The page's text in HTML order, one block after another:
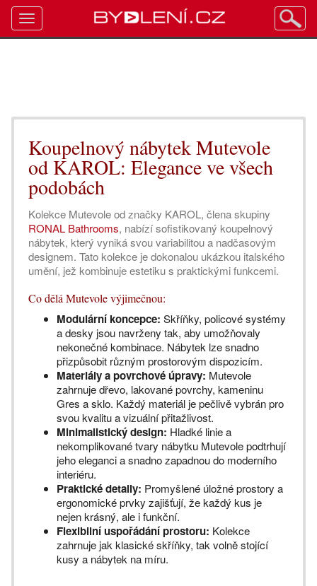
Koupelnový nábytek Mutevole
od KAROL: Elegance ve všech
podobách
Kolekce Mutevole od značky KAROL, člena skupiny
RONAL Bathrooms, nabízí sofistikovaný koupelnový
nábytek, který vyniká svou variabilitou a nadčasovým
designem. Tato kolekce je dokonalou ukázkou italského
umění, jež kombinuje estetiku s praktickými funkcemi.
Co dělá Mutevole výjimečnou:
Modulární koncepce: Skříňky, policové systémy
a desky jsou navrženy tak, aby umožňovaly
nekonečné kombinace. Nábytek lze snadno
přizpůsobit různým prostorovým dispozicím.
Materiály a povrchové úpravy: Mutevole
zahrnuje dřevo, lakované povrchy, kameninu
Gres a sklo. Každý materiál je pečlivě vybrán pro
svou kvalitu a vizuální přitažlivost.
Minimalistický design: Hladké linie a
nekomplikované tvary nábytku Mutevole podtrhují
jeho eleganci a snadno zapadnou do moderního
interiéru.
Praktické detaily: Promyšlené úložné prostory a
ergonomické prvky zajišťují, že každý kus je
nejen krásný, ale i funkční.
Flexibilní uspořádání prostoru: Kolekce
zahrnuje jak klasické skříňky, tak volně stojící
kusy a nábytek na míru.
Toggle
navigation